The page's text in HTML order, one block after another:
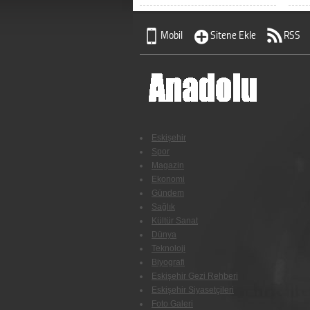
Mobil Sitene Ekle RSS
Eskişehir
Spor
Magazin
Ekonomi
Gündem
Sağlık
Kültür Sanat
Dünya
Teknoloji
Biyografi
Eskişehir Gezi Rehberi
Eskişehir Siyasetçileri
Foto Galeri